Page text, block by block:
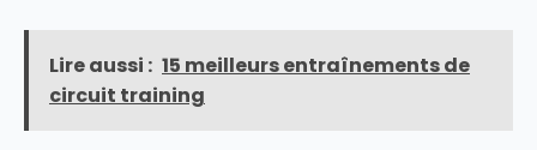
Lire aussi : 15 meilleurs entraînements de
circuit training